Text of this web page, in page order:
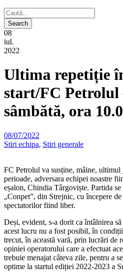
08
iul.
2022
Ultima repetiție
start/FC Petrolul
sâmbătă, ora
08/07/2022
Stiri echipa, Stiri generale
FC Petrolul va susține, mâine, ultimul
perioade, adversara echipei noastre
eșalon, Chindia Târgoviște. Partida
„Conpet”, din Strejnic, cu începere
spectatorilor fiind liber.
Deși, evident, s-a dorit ca întâlnirea
acest lucru nu a fost posibil, în
trecut, în această vară, prin lucrări de
opiniei operatorului care a efectuat
trebuie menajat câteva zile, pentru a
optime la startul ediției 2022-2023 a